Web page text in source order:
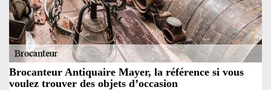
Brocanteur Antiquaire Mayer, la référence si vous
voulez trouver des objets d’occasion